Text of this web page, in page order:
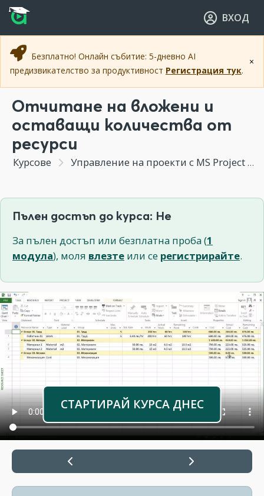
Прескочи към основното съдържание
Прескочи към навигацията
ВХОД
×
Безплатно! Онлайн събитие: 5-дневно AI
предизвикателство за продуктивност Регистрация тук.
Отчитане на вложени и
оставащи количества от
ресурси
Курсове Управление на проекти с MS Project
Пълен достъп до курса: Не
За пълен достъп или безплатна проба (1
модула), моля влезте или се регистрирайте.
СТАРТИРАЙ КУРСА ДНЕС